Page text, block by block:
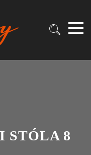
STÓLA 8